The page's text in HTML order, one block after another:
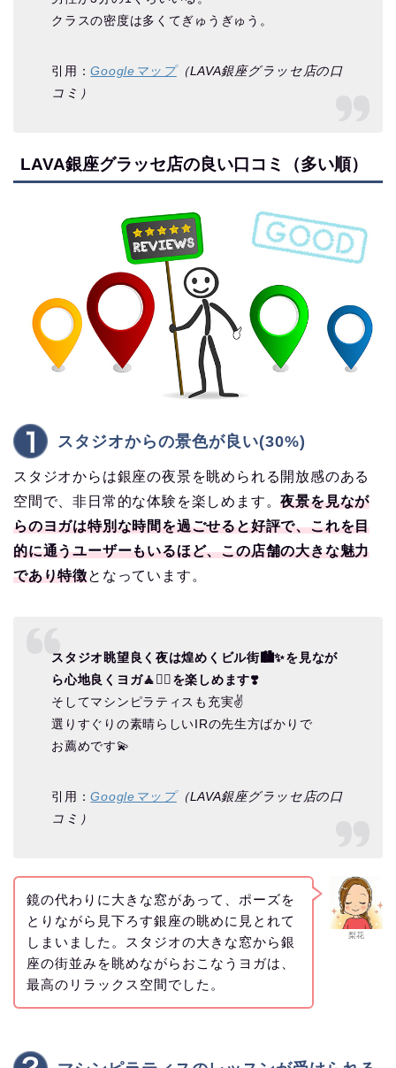
クラスの密度は多くてぎゅうぎゅう。
引用：Googleマップ（LAVA銀座グラッセ店の口
コミ）
LAVA銀座グラッセ店の良い口コミ（多い順）
スタジオからの景色が良い(30%)
スタジオからは銀座の夜景を眺められる開放感のある
空間で、非日常的な体験を楽しめます。夜景を見なが
らのヨガは特別な時間を過ごせると好評で、これを目
的に通うユーザーもいるほど、この店舗の大きな魅力
であり特徴となっています。
スタジオ眺望良く夜は煌めくビル街🏙️✨を見なが
ら心地良くヨガ🧘🧘‍♀️を楽しめます❣️
そしてマシンピラティスも充実✌️
選りすぐりの素晴らしいIRの先生方ばかりで
お薦めです💫
引用：Googleマップ（LAVA銀座グラッセ店の口
コミ）
梨花
鏡の代わりに大きな窓があって、ポーズを
とりながら見下ろす銀座の眺めに見とれて
しまいました。スタジオの大きな窓から銀
座の街並みを眺めながらおこなうヨガは、
最高のリラックス空間でした。